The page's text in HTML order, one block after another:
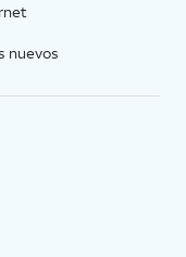
nuevos